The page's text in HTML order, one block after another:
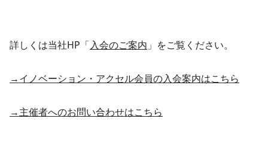
詳しくは当社HP「入会のご案内 」をご覧ください。
→イノベーション・アクセル会員の入会案内はこちら
→主催者へのお問い合わせはこちら